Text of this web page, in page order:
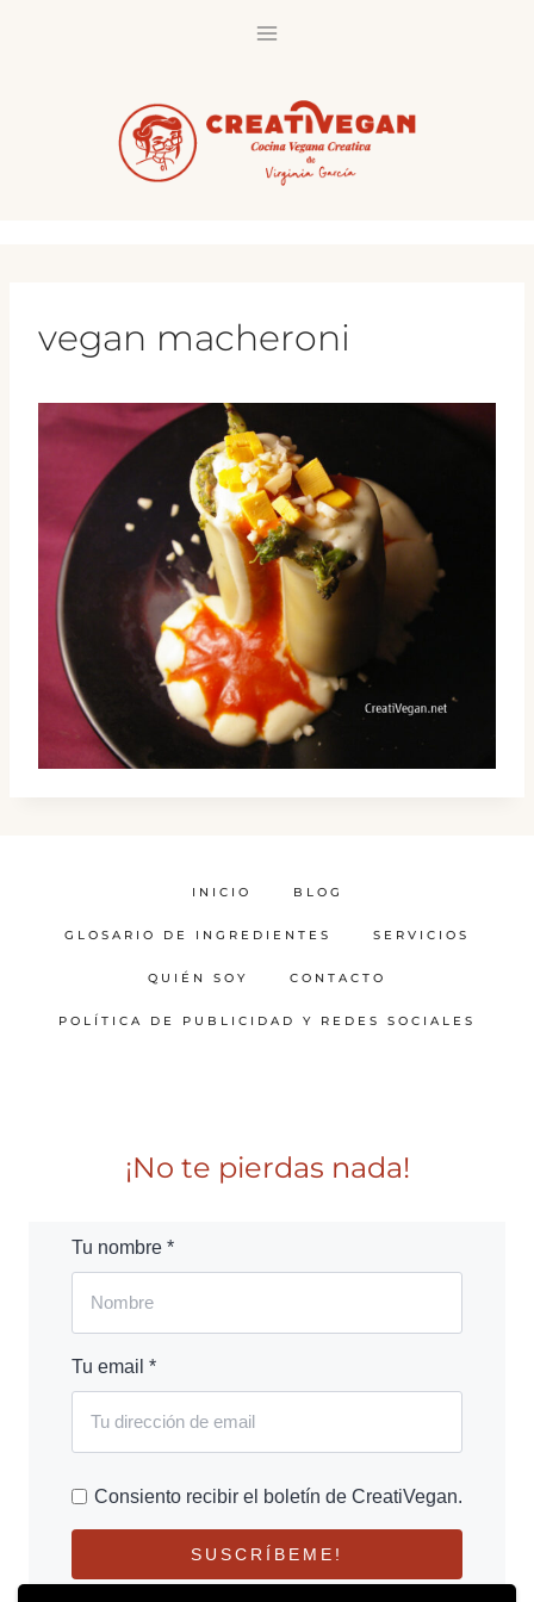
vegan macheroni
INICIO BLOG
GLOSARIO DE INGREDIENTES SERVICIOS
QUIÉN SOY CONTACTO
POLÍTICA DE PUBLICIDAD Y REDES SOCIALES
¡No te pierdas nada!
Tu nombre *
Tu email *
Consiento recibir el boletín de CreatiVegan.
SUSCRÍBEME!